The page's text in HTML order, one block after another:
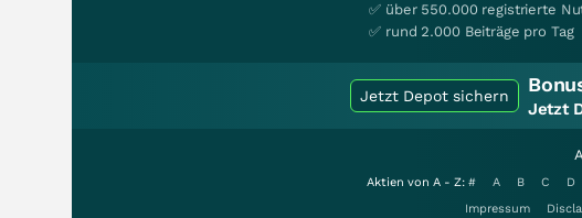
✅ über 550.000 registrierte
✅ rund 2.000 Beiträge pro Tag
Jetzt Depot sichern
Jetzt
Aktien von A - Z: # A B C D
Impressum